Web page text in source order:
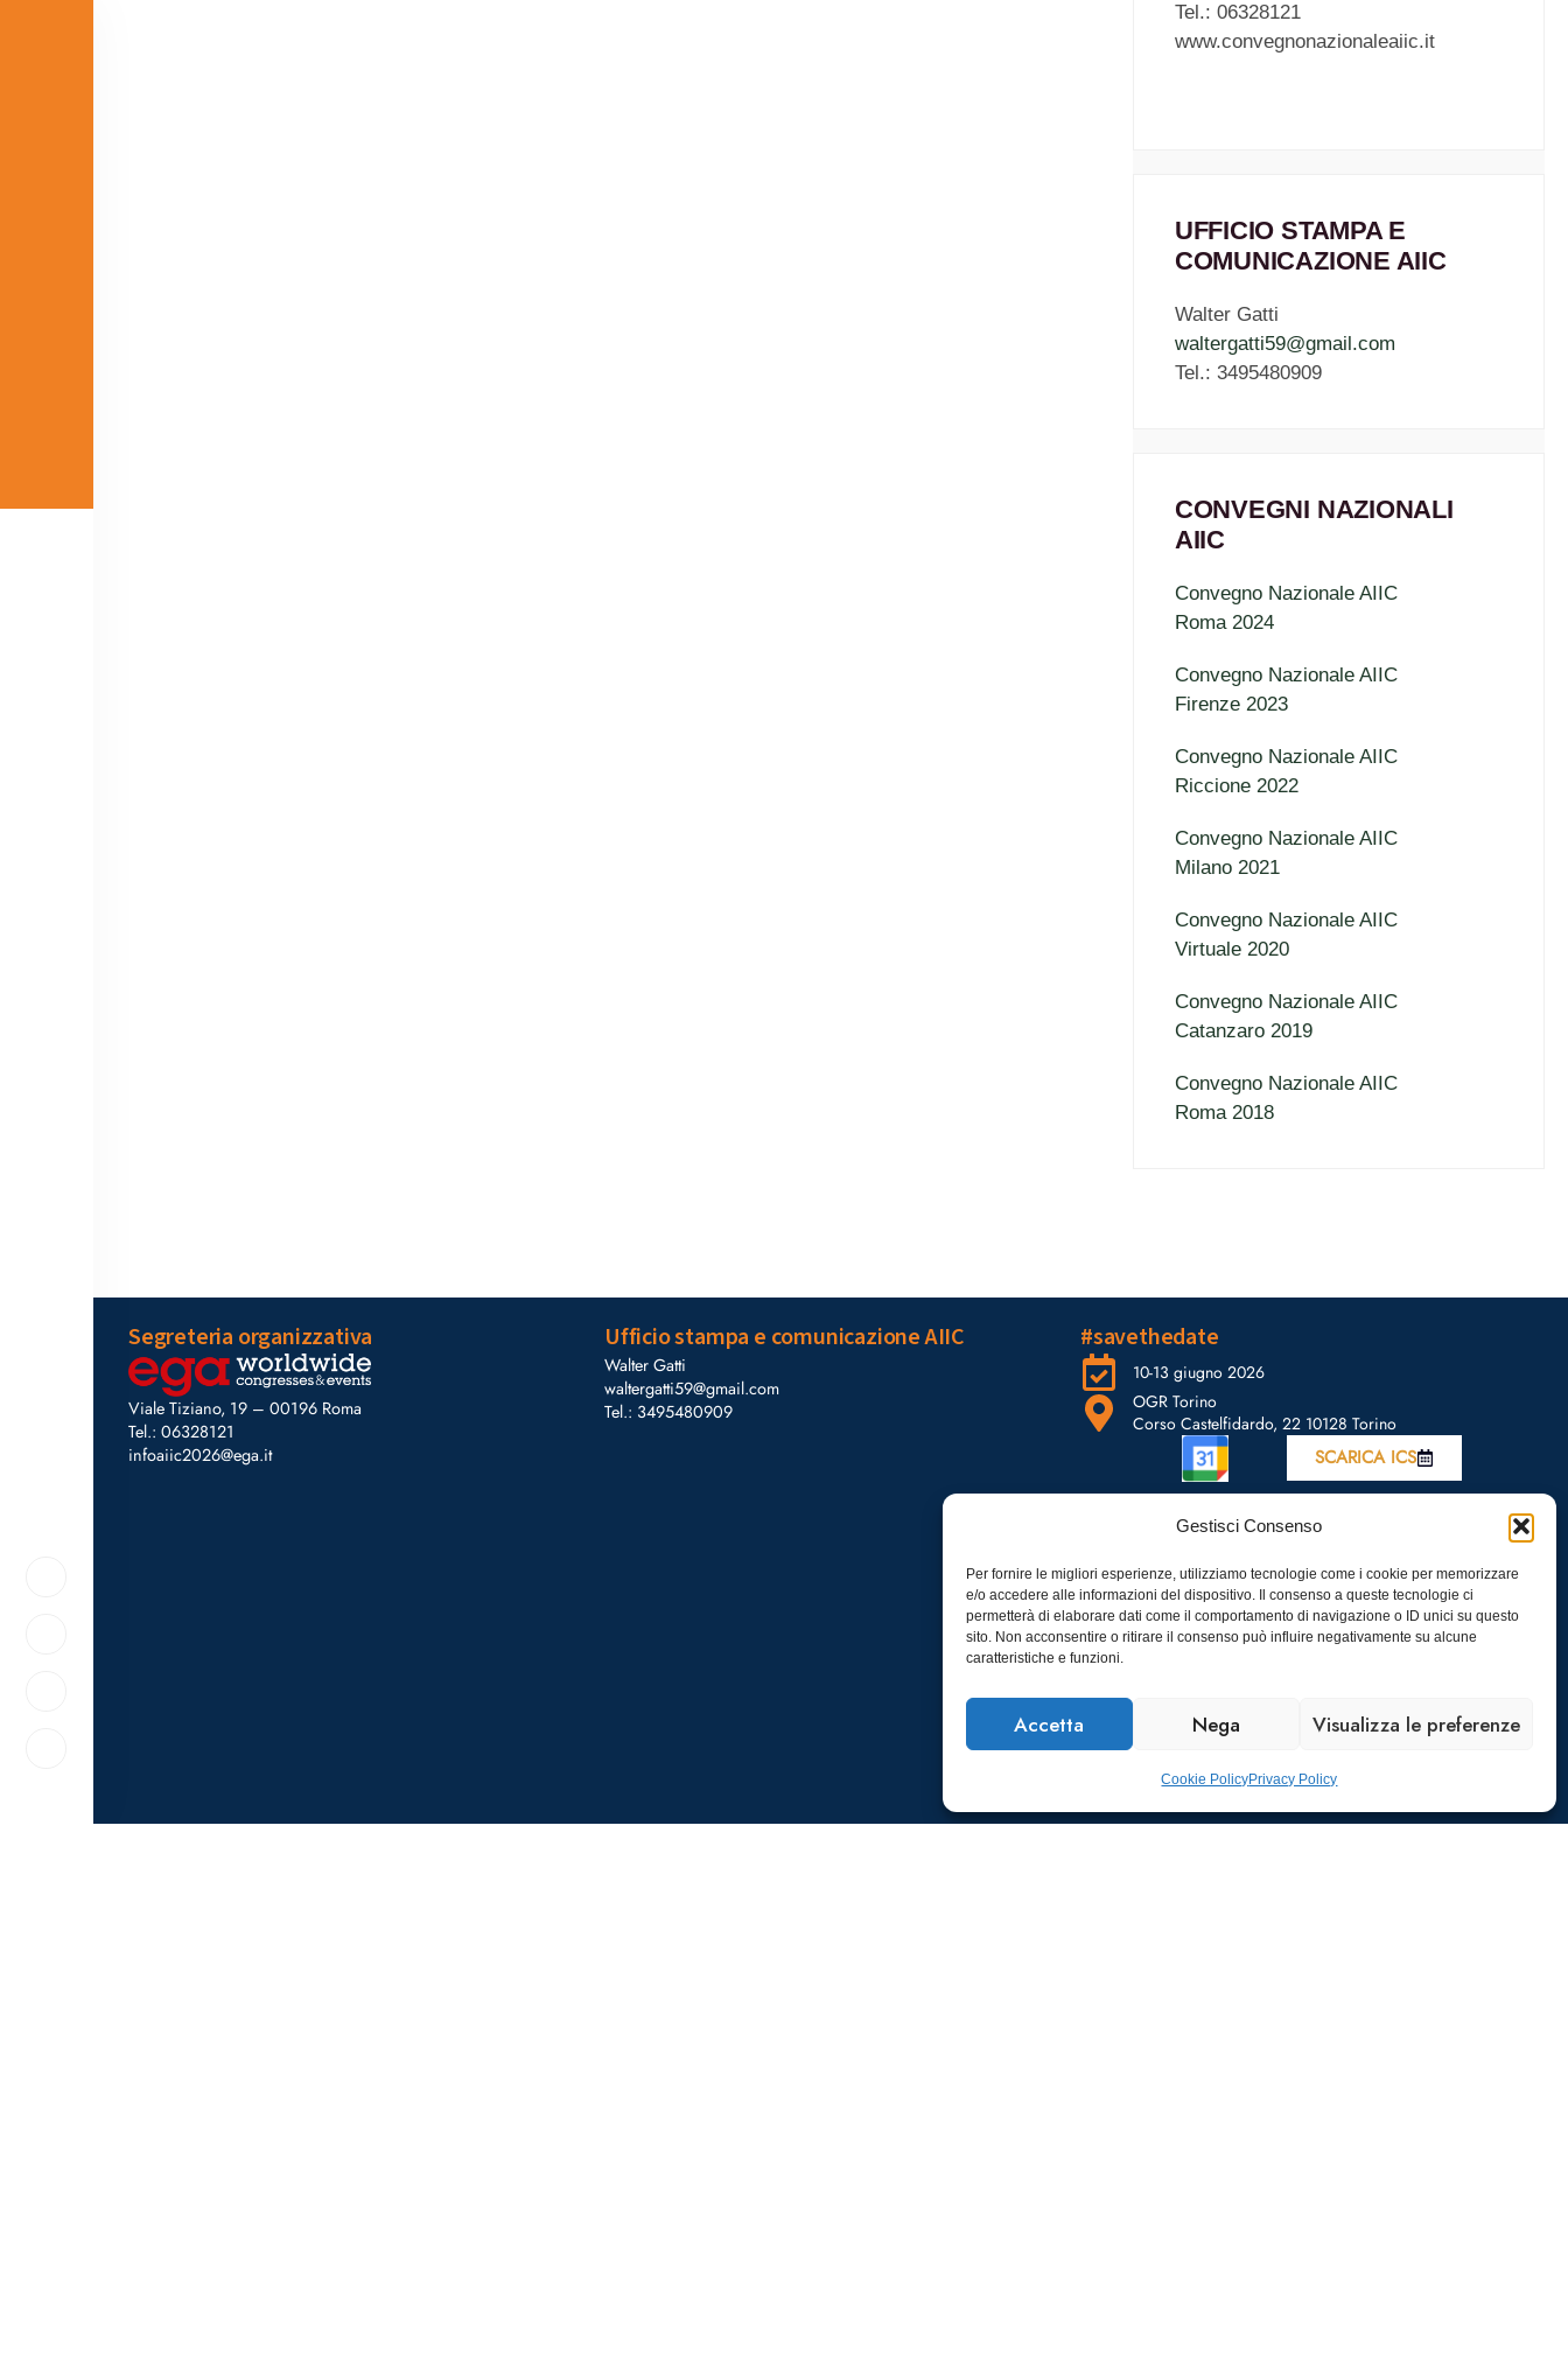
Gestisci Consenso
Per fornire le migliori esperienze, utilizziamo tecnologie come i cookie per memorizzare
e/o accedere alle informazioni del dispositivo. Il consenso a queste tecnologie ci
permetterà di elaborare dati come il comportamento di navigazione o ID unici su questo
sito. Non acconsentire o ritirare il consenso può influire negativamente su alcune
caratteristiche e funzioni.
Accetta Nega Visualizza le preferenze
Cookie PolicyPrivacy Policy
Tel.: 06328121
www.convegnonazionaleaiic.it
UFFICIO STAMPA E
COMUNICAZIONE AIIC
Walter Gatti
waltergatti59@gmail.com
Tel.: 3495480909
CONVEGNI NAZIONALI
AIIC
Convegno Nazionale AIIC
Roma 2024
Convegno Nazionale AIIC
Firenze 2023
Convegno Nazionale AIIC
Riccione 2022
Convegno Nazionale AIIC
Milano 2021
Convegno Nazionale AIIC
Virtuale 2020
Convegno Nazionale AIIC
Catanzaro 2019
Convegno Nazionale AIIC
Roma 2018
Segreteria organizzativa
Viale Tiziano, 19 – 00196 Roma
Tel.: 06328121
infoaiic2026@ega.it
Ufficio stampa e comunicazione AIIC
Walter Gatti
waltergatti59@gmail.com
Tel.: 3495480909
#savethedate
10-13 giugno 2026
OGR Torino
Corso Castelfidardo, 22 10128 Torino
SCARICA ICS